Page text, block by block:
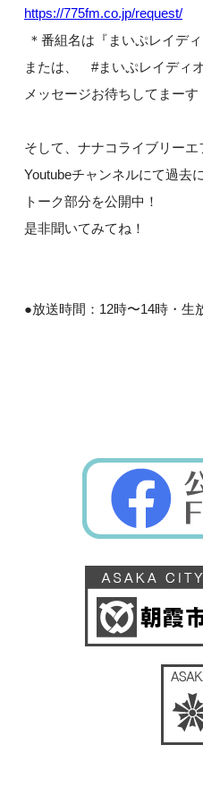
https://775fm.co.jp/request/
＊番組名は『まいぷレイデ
または、 #まいぷレイディ
メッセージお待ちしてまーす
そして、ナナコライブリーエ
Youtubeチャンネルにて過去
トーク部分を公開中！
是非聞いてみてね！
●放送時間：12時〜14時・生